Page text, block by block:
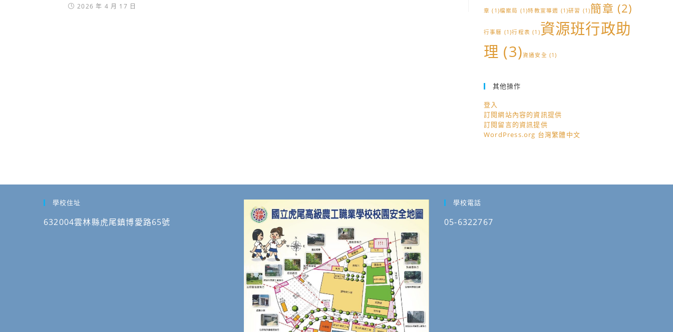
2026 年 4 月 17 日 章 (1)檔案局 (1)特教宣導週 (1)研習 (1)簡章 (2)
行事曆 (1)行程表 (1)資源班行政助
理 (3)資通安全 (1)
其他操作
登入
訂閱網站內容的資訊提供
訂閱留言的資訊提供
WordPress.org 台灣繁體中文
學校住址
632004雲林縣虎尾鎮博愛路65號
學校電話
05-6322767